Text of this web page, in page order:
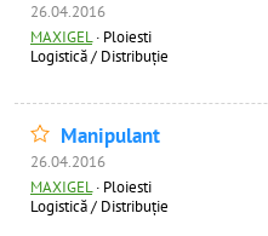
26.04.2016
MAXIGEL · Ploiesti
Logistică / Distribuţie
Manipulant
26.04.2016
MAXIGEL · Ploiesti
Logistică / Distribuţie